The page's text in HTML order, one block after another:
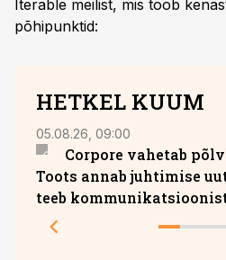
Iterable meilist, mis toob
põhipunktid:
HETKEL KUUM
05.08.26, 09:00
Corpore vahetab
Toots annab juhtimise
teeb